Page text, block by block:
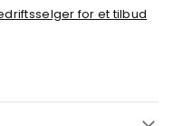
for et tilbud